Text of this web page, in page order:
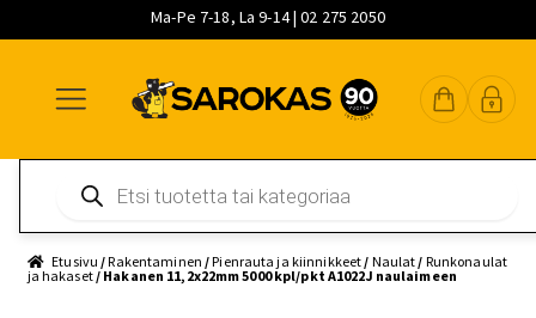
Ma-Pe 7-18, La 9-14 | 02 275 2050
navigointiin
sisältöön
pääsisältöön
search
Etusivu /Rakentaminen /Pienrauta ja kiinnikkeet / Naulat / Runkonaulat
ja hakaset/ Hakanen 11,2x22mm 5000 kpl/pkt A1022J naulaimeen